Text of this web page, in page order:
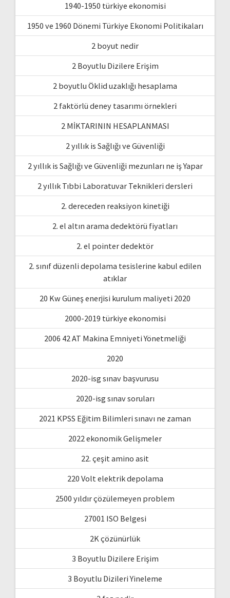
1940-1950 türkiye ekonomisi
1950 ve 1960 Dönemi Türkiye Ekonomi Politikaları
2 boyut nedir
2 Boyutlu Dizilere Erişim
2 boyutlu Öklid uzaklığı hesaplama
2 faktörlü deney tasarımı örnekleri
2 MİKTARININ HESAPLANMASI
2 yıllık is Sağlığı ve Güvenliği
2 yıllık is Sağlığı ve Güvenliği mezunları ne iş Yapar
2 yıllık Tıbbi Laboratuvar Teknikleri dersleri
2. dereceden reaksiyon kinetiği
2. el altın arama dedektörü fiyatları
2. el pointer dedektör
2. sınıf düzenli depolama tesislerine kabul edilen
atıklar
20 Kw Güneş enerjisi kurulum maliyeti 2020
2000-2019 türkiye ekonomisi
2006 42 AT Makina Emniyeti Yönetmeliği
2020
2020-isg sınav başvurusu
2020-isg sınav soruları
2021 KPSS Eğitim Bilimleri sınavı ne zaman
2022 ekonomik Gelişmeler
22. çeşit amino asit
220 Volt elektrik depolama
2500 yıldır çözülemeyen problem
27001 ISO Belgesi
2K çözünürlük
3 Boyutlu Dizilere Erişim
3 Boyutlu Dizileri Yineleme